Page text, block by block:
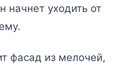
начнет уходить от
фасад из мелочей,